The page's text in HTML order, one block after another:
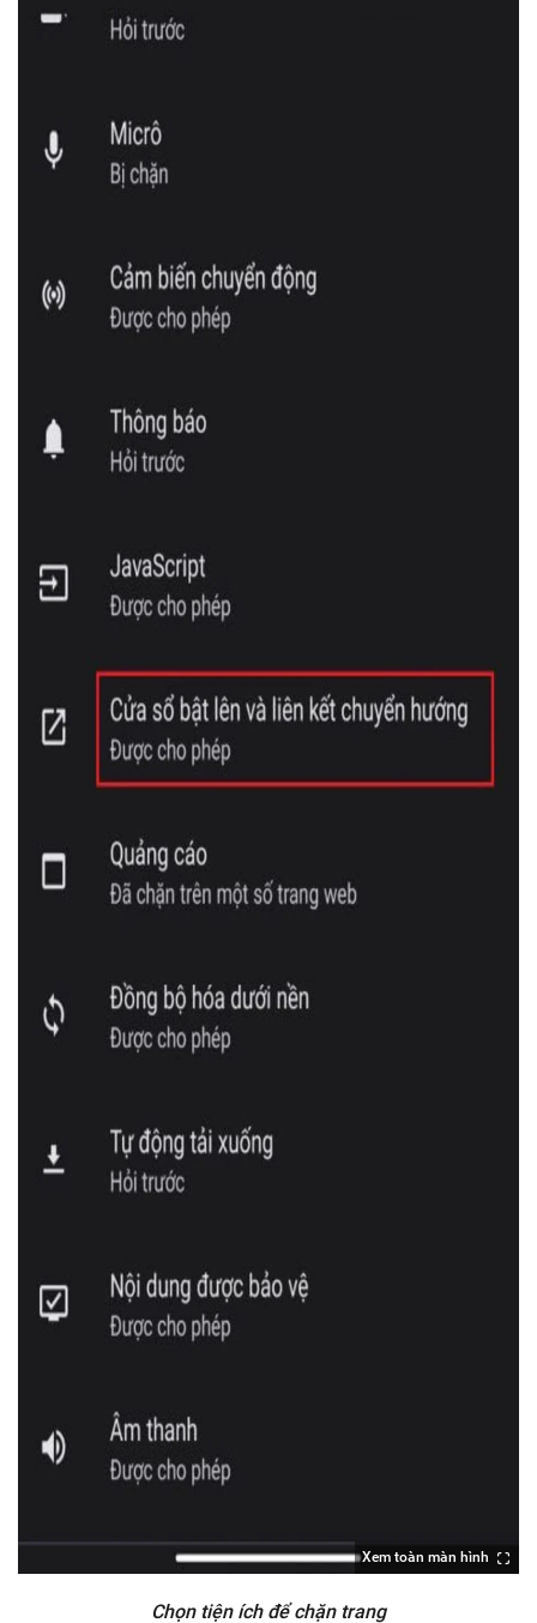
Xem toàn màn hình
Chọn tiện ích để chặn trang